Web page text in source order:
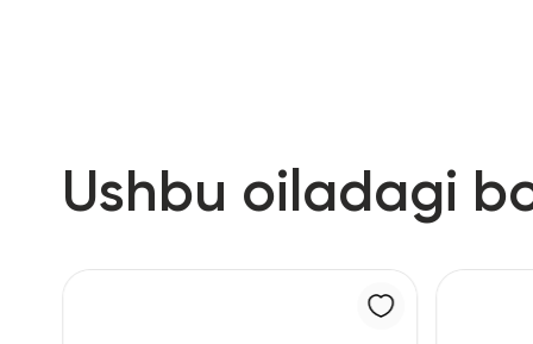
Ushbu oiladagi